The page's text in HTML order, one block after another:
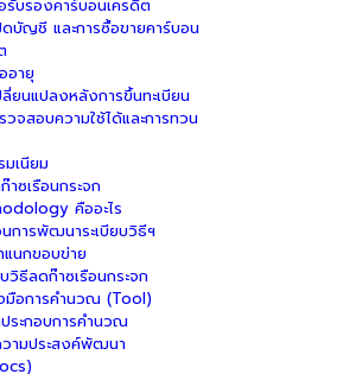
รับรองคาร์บอนเครดิต
ดบัญชี และการซื้อขายคาร์บอน
อายุ
ลี่ยนแปลงหลังการขึ้นทะเบียน
วจสอบความใช้ได้และการทวน
มเนียม
าซเรือนกระจก
คืออะไร
การพัฒนาระเบียบวิธีฯ
แนกขอบข่าย
บวิธีลดก๊าซเรือนกระจก
มือการคำนวณ (Tool)
ระกอบการคำนวณ
ามประสงค์พัฒนา